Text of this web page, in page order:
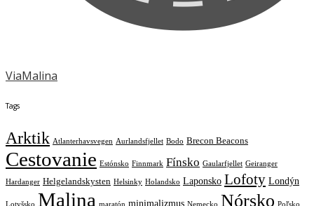
ViaMalina
Tags
Arktik Atlanterhavsvegen Aurlandsfjellet Bodo Brecon Beacons
Cestovanie Estónsko Finnmark Fínsko Gaularfjellet Geiranger
Hardanger Helgelandskysten Helsinky Holandsko Laponsko Lofoty Londýn
Lotyšsko Malina maratón minimalizmus Nemecko Nórsko Poľsko